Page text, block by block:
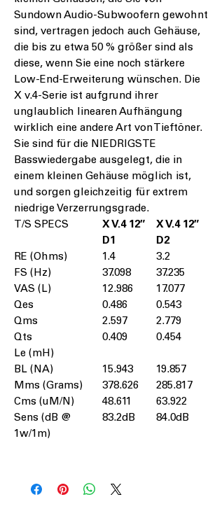
Sundown Audio-Subwoofern gewohnt
sind, vertragen jedoch auch Gehäuse,
die bis zu etwa 50 % größer sind als
diese, wenn Sie eine noch stärkere
Low-End-Erweiterung wünschen. Die
X v.4-Serie ist aufgrund ihrer
unglaublich linearen Aufhängung
wirklich eine andere Art von Tieftöner.
Sie sind für die NIEDRIGSTE
Basswiedergabe ausgelegt, die in
einem kleinen Gehäuse möglich ist,
und sorgen gleichzeitig für extrem
niedrige Verzerrungsgrade.
T/S SPECS
X V.4 12″
D1
X V.4 12″
D2
RE (Ohms)
1.4
3.2
FS (Hz)
37.098
37.235
VAS (L)
12.986
17.077
Qes
0.486
0.543
Qms
2.597
2.779
Qts
0.409
0.454
Le (mH)
BL (NA)
15.943
19.857
Mms (Grams)
378.626
285.817
Cms (uM/N)
48.611
63.922
Sens (dB @
1w/1m)
83.2dB 84.0dB